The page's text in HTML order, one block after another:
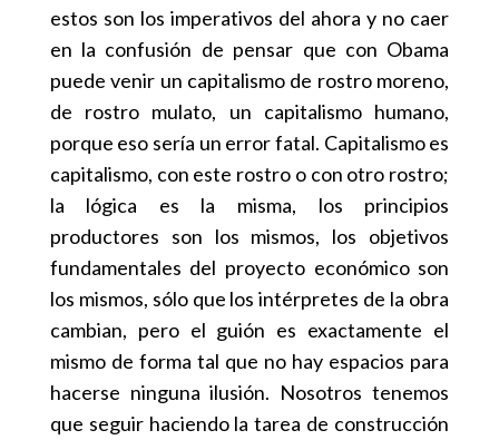
estos son los imperativos del ahora y no caer
en la confusión de pensar que con Obama
puede venir un capitalismo de rostro moreno,
de rostro mulato, un capitalismo humano,
porque eso sería un error fatal. Capitalismo es
capitalismo, con este rostro o con otro rostro;
la lógica es la misma, los principios
productores son los mismos, los objetivos
fundamentales del proyecto económico son
los mismos, sólo que los intérpretes de la obra
cambian, pero el guión es exactamente el
mismo de forma tal que no hay espacios para
hacerse ninguna ilusión. Nosotros tenemos
que seguir haciendo la tarea de construcción